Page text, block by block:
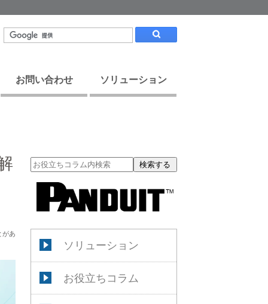
お問い合わせ ソリューション
検索する
ソリューション
お役立ちコラム
があ